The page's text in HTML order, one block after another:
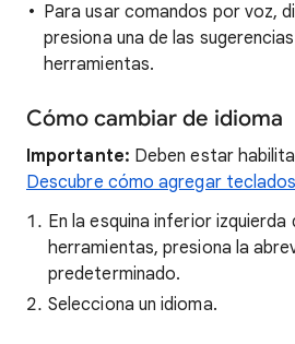
Para usar comandos por voz,
presiona una de las
herramientas.
Cómo cambiar de idioma
Importante: Deben estar
Descubre cómo agregar teclados
En la esquina inferior izquierda
herramientas, presiona la
predeterminado.
Selecciona un idioma.